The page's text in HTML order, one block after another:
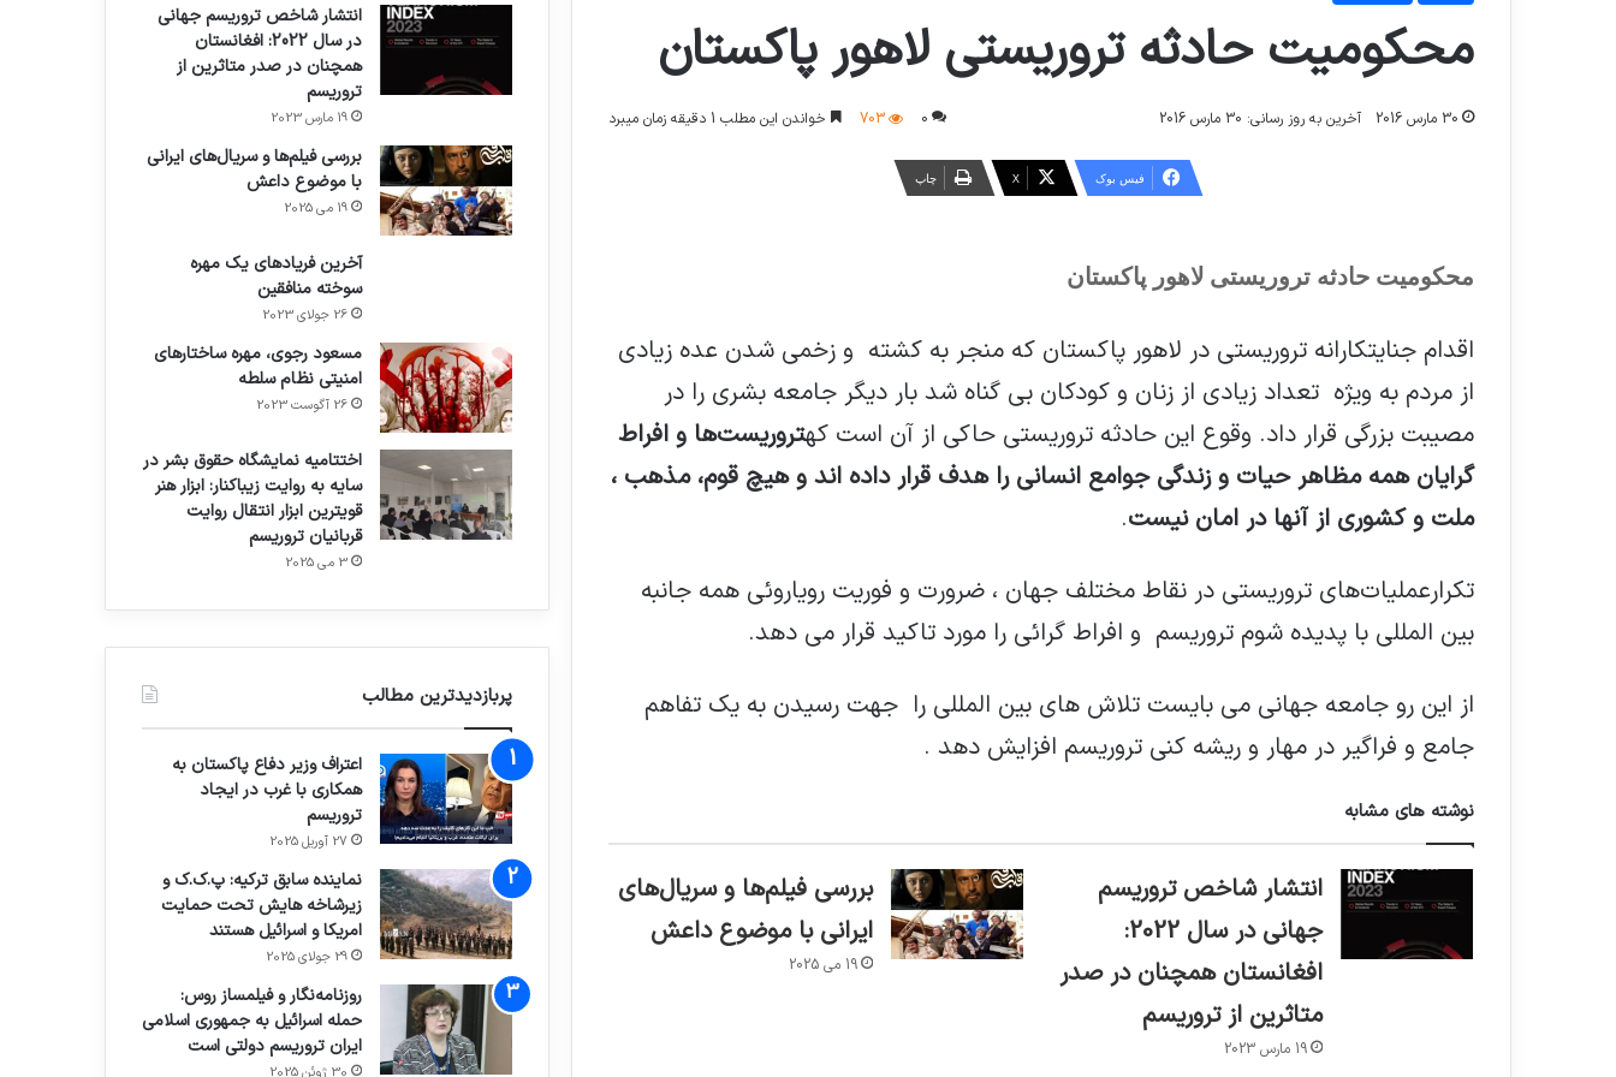
محکومیت حادثه تروریستی لاهور پاکستان
30 مارس 2016 آخرین به روز رسانی: 30 مارس 2016 0
703 خواندن این مطلب 1 دقیقه زمان میبرد
فیس بوک X چاپ
محکومیت حادثه تروریستی لاهور پاکستان
اقدام جنایتکارانه تروریستی در لاهور پاکستان که منجر به کشته و زخمی شدن عده زیادی
از مردم به ویژه تعداد زیادی از زنان و کودکان بی گناه شد بار دیگر جامعه بشری را در
مصیبت بزرگی قرار داد. وقوع این حادثه تروریستی حاکی از آن است کهتروریست‌ها و افراط
گرایان همه مظاهر حیات و زندگی جوامع انسانی را هدف قرار داده اند و هیچ قوم، مذهب ،
ملت و کشوری از آنها در امان نیست.
تکرارعملیات‌های تروریستی در نقاط مختلف جهان ، ضرورت و فوریت رویاروئی همه جانبه
بین المللی با پدیده شوم تروریسم و افراط گرائی را مورد تاکید قرار می دهد.
از این رو جامعه جهانی می بایست تلاش های بین المللی را جهت رسیدن به یک تفاهم
جامع و فراگیر در مهار و ریشه کنی تروریسم افزایش دهد .
نوشته های مشابه
انتشار شاخص تروریسم
جهانی در سال 2022:
افغانستان همچنان در صدر
متاثرین از تروریسم
19 مارس 2023
بررسی فیلم‌ها و سریال‌های
ایرانی با موضوع داعش
19 می 2025
انتشار شاخص تروریسم جهانی
در سال 2022: افغانستان
همچنان در صدر متاثرین از
تروریسم
19 مارس 2023
بررسی فیلم‌ها و سریال‌های ایرانی
با موضوع داعش
19 می 2025
آخرین فریادهای یک مهره
سوخته منافقین
26 جولای 2023
مسعود رجوی، مهره ساختارهای
امنیتی نظام سلطه
26 آگوست 2023
اختتامیه نمایشگاه حقوق بشر در
سایه به روایت زیباکنار: ابزار هنر
قویترین ابزار انتقال روایت
قربانیان تروریسم
3 می 2025
پربازدیدترین مطالب
اعتراف وزیر دفاع پاکستان به
همکاری با غرب در ایجاد
تروریسم
27 آوریل 2025
نماینده سابق ترکیه: پ.ک.ک و
زیرشاخه هایش تحت حمایت
امریکا و اسرائیل هستند
29 جولای 2025
روزنامه‌نگار و فیلمساز روس:
حمله اسرائیل به جمهوری اسلامی
ایران تروریسم دولتی است
30 ژوئن 2025